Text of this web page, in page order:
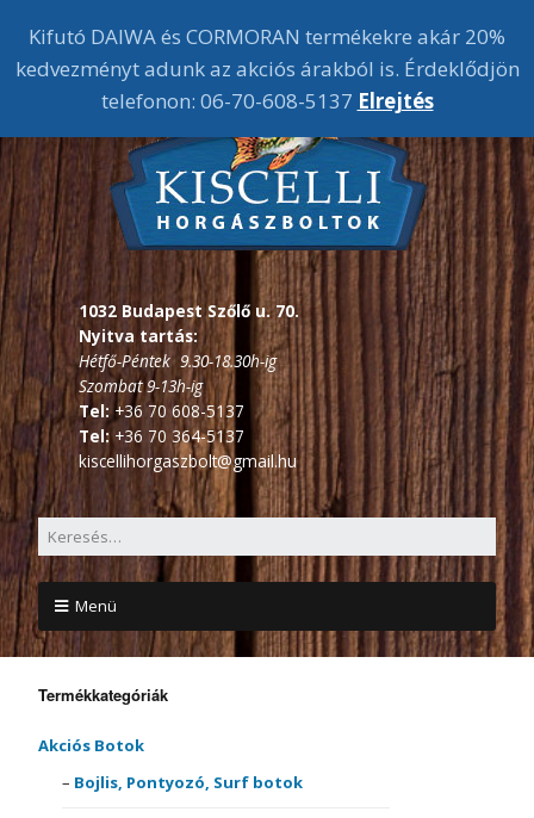
1032 Budapest Szőlő u. 70.
Nyitva tartás:
Hétfő-Péntek 9.30-18.30h-ig
Szombat 9-13h-ig
Tel:+36 70 608-5137
Tel: +36 70 364-5137
kiscellihorgaszbolt@gmail.hu
Menü
Termékkategóriák
Akciós Botok
Bojlis, Pontyozó, Surf botok
Kifutó DAIWA és CORMORAN termékekre akár 20%
kedvezményt adunk az akciós árakból is. Érdeklődjön
telefonon: 06-70-608-5137 Elrejtés